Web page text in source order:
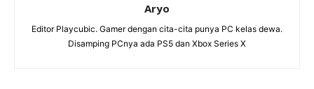
Aryo
Editor Playcubic. Gamer dengan cita-cita punya PC kelas dewa.
Disamping PCnya ada PS5 dan Xbox Series X